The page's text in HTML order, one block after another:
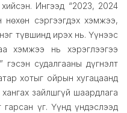
Ингээд “2023, 2024
сэргээгдэх хэмжээ,
түвшинд ирэх нь. Үүнээс
хэмжээ нь хэрэглээгээ
гэсэн судалгааны дүгнэлт
хотыг ойрын хугацаанд
зайлшгүй шаардлага
үг. Үүнд үндэслээд